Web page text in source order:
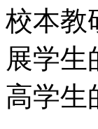
校本教
展学生
高学生